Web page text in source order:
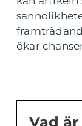
ökar
Vad